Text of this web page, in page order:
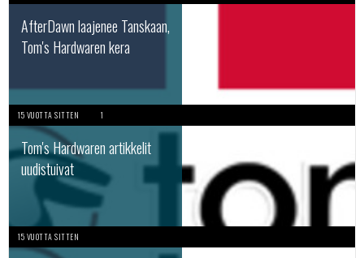
AfterDawn laajenee Tanskaan,
Tom's Hardwaren kera
15 VUOTTA SITTEN 1
Tom's Hardwaren artikkelit
uudistuivat
15 VUOTTA SITTEN